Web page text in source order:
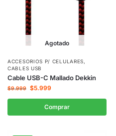
Agotado
ACCESORIOS P/ CELULARES,
CABLES USB
Cable USB-C Mallado Dekkin
$9.999 $5.999
Comprar